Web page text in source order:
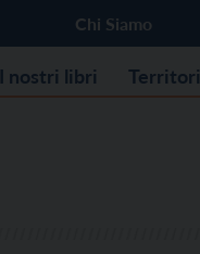
Chi Siamo
I nostri libri Territori